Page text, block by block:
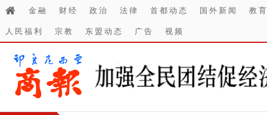
金融 财经 政治 法律 首都动态 国外新闻
教
人民福利
宗教 东盟动态 广告 视频